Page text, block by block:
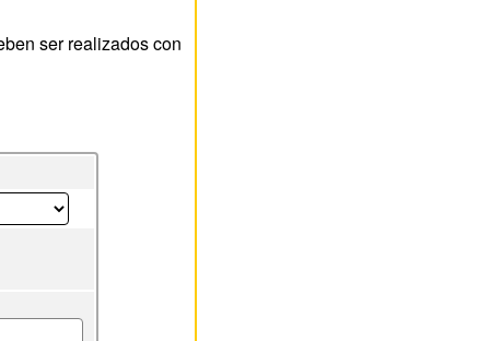
ser realizados con